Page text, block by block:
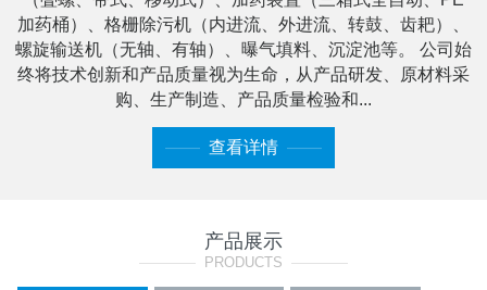
加药桶）、格栅除污机（内进流、外进流、转鼓、齿耙）、
螺旋输送机（无轴、有轴）、曝气填料、沉淀池等。 公司始
终将技术创新和产品质量视为生命，从产品研发、原材料采
购、生产制造、产品质量检验和...
——查看详情 ——
产品展示
————PRODUCTS ————